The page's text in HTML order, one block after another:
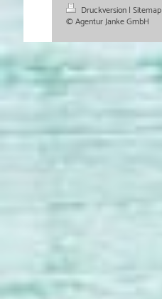
Druckversion | Sitemap
© Agentur Janke GmbH